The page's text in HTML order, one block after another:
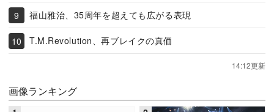
福山雅治、35周年を超えても広がる表現
T.M.Revolution、再ブレイクの真価
14:12更新
画像ランキング